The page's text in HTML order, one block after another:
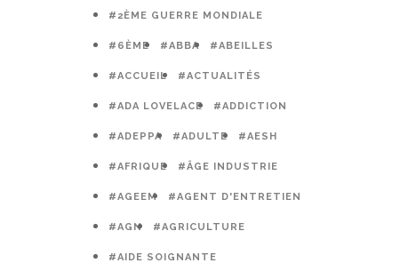
#2ÈME GUERRE MONDIALE
#6ÈME #ABBA #ABEILLES
#ACCUEIL #ACTUALITÉS
#ADA LOVELACE #ADDICTION
#ADEPPA #ADULTE #AESH
#AFRIQUE #ÂGE INDUSTRIE
#AGEEM #AGENT D'ENTRETIEN
#AGN #AGRICULTURE
#AIDE SOIGNANTE